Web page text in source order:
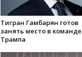
Тигран Гамбарян готов
занять место в команде
Трампа